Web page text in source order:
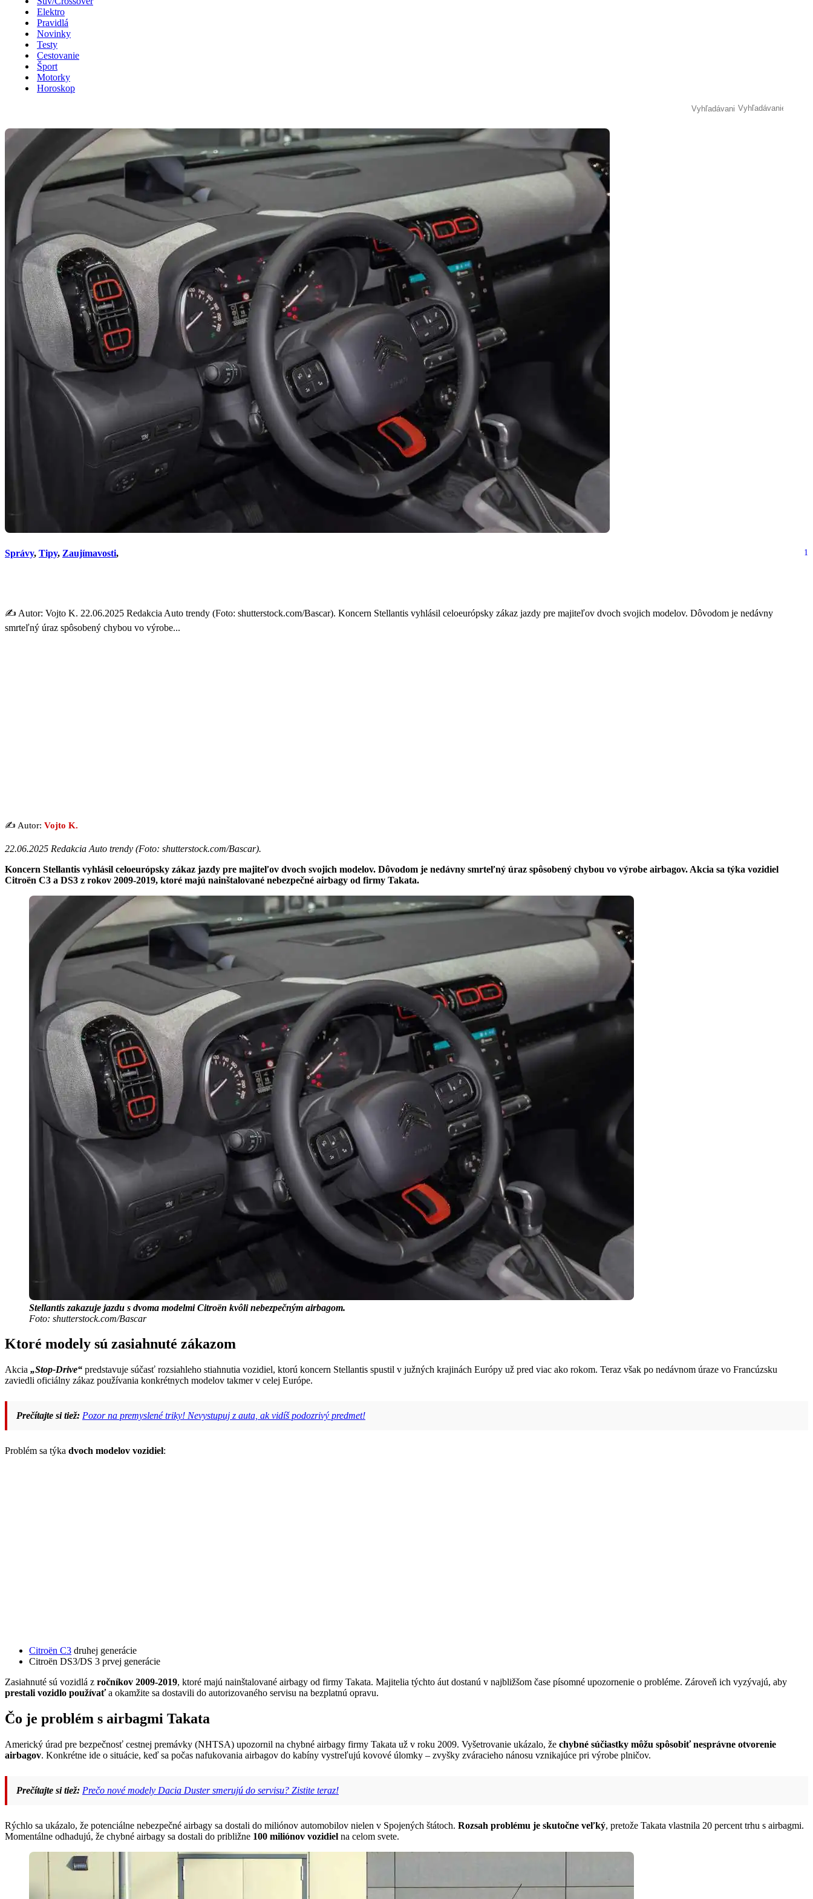
Elektro
Pravidlá
Novinky
Testy
Cestovanie
Šport
Motorky
Horoskop
Správy, Tipy, Zaujímavosti, 1
✍️ Autor: Vojto K. 22.06.2025 Redakcia Auto trendy (Foto: shutterstock.com/Bascar). Koncern Stellantis vyhlásil celoeurópsky zákaz jazdy pre majiteľov dvoch svojich modelov. Dôvodom je nedávny
smrteľný úraz spôsobený chybou vo výrobe...
✍️ Autor: Vojto K.
22.06.2025 Redakcia Auto trendy (Foto: shutterstock.com/Bascar).
Koncern Stellantis vyhlásil celoeurópsky zákaz jazdy pre majiteľov dvoch svojich modelov. Dôvodom je nedávny smrteľný úraz spôsobený chybou vo výrobe airbagov. Akcia sa týka vozidiel
Citroën C3 a DS3 z rokov 2009-2019, ktoré majú nainštalované nebezpečné airbagy od firmy Takata.
Stellantis zakazuje jazdu s dvoma modelmi Citroën kvôli nebezpečným airbagom.
Foto: shutterstock.com/Bascar
Ktoré modely sú zasiahnuté zákazom
Akcia „Stop-Drive“ predstavuje súčasť rozsiahleho stiahnutia vozidiel, ktorú koncern Stellantis spustil v južných krajinách Európy už pred viac ako rokom. Teraz však po nedávnom úraze vo Francúzsku
zaviedli oficiálny zákaz používania konkrétnych modelov takmer v celej Európe.
Prečítajte si tiež: Pozor na premyslené triky! Nevystupuj z auta, ak vidíš podozrivý predmet!
Problém sa týka dvoch modelov vozidiel:
Citroën C3 druhej generácie
Citroën DS3/DS 3 prvej generácie
Zasiahnuté sú vozidlá z ročníkov 2009-2019, ktoré majú nainštalované airbagy od firmy Takata. Majitelia týchto áut dostanú v najbližšom čase písomné upozornenie o probléme. Zároveň ich vyzývajú, aby
prestali vozidlo používaťa okamžite sa dostavili do autorizovaného servisu na bezplatnú opravu.
Čo je problém s airbagmi Takata
Americký úrad pre bezpečnosť cestnej premávky (NHTSA) upozornil na chybné airbagy firmy Takata už v roku 2009. Vyšetrovanie ukázalo, že chybné súčiastky môžu spôsobiť nesprávne otvorenie
airbagov. Konkrétne ide o situácie, keď sa počas nafukovania airbagov do kabíny vystreľujú kovové úlomky – zvyšky zváracieho nánosu vznikajúce pri výrobe plničov.
Prečítajte si tiež: Prečo nové modely Dacia Duster smerujú do servisu? Zistite teraz!
Rýchlo sa ukázalo, že potenciálne nebezpečné airbagy sa dostali do miliónov automobilov nielen v Spojených štátoch. Rozsah problému je skutočne veľký, pretože Takata vlastnila 20 percent trhu s airbagmi.
Momentálne odhadujú, že chybné airbagy sa dostali do približne 100 miliónov vozidiel na celom svete.